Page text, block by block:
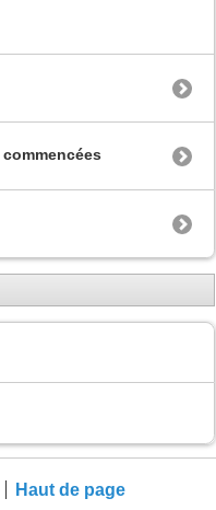
Haut de page